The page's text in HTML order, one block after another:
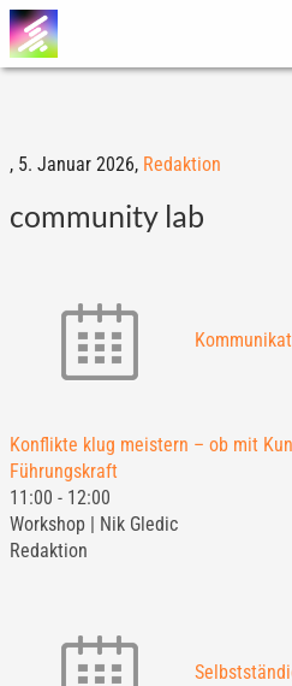
, 5. Januar 2026, Redaktion
community lab
Konflikte klug meistern – ob mit
Führungskraft
11:00 - 12:00
Workshop | Nik Gledic
Redaktion